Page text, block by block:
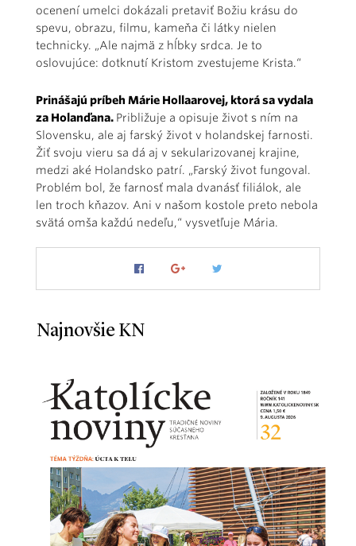
ocenení umelci dokázali pretaviť Božiu krásu do
spevu, obrazu, filmu, kameňa či látky nielen
technicky. „Ale najmä z hĺbky srdca. Je to
oslovujúce: dotknutí Kristom zvestujeme Krista.“
Prinášajú príbeh Márie Hollaarovej, ktorá sa vydala
za Holanďana. Približuje a opisuje život s ním na
Slovensku, ale aj farský život v holandskej farnosti.
Žiť svoju vieru sa dá aj v sekularizovanej krajine,
medzi aké Holandsko patrí. „Farský život fungoval.
Problém bol, že farnosť mala dvanásť filiálok, ale
len troch kňazov. Ani v našom kostole preto nebola
svätá omša každú nedeľu,“ vysvetľuje Mária.
Najnovšie KN